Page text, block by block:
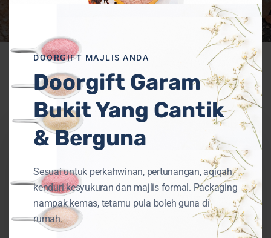
You May Also Like
Tambah
Garam
Bukit
Sauna
Bantu
Badan
Lebih
DOORGIFT MAJLIS ANDA
Doorgift Garam
Bukit Yang Cantik
& Berguna
Sesuai untuk perkahwinan, pertunangan, aqiqah,
kenduri kesyukuran dan majlis formal. Packaging
nampak kemas, tetamu pula boleh guna di
rumah.